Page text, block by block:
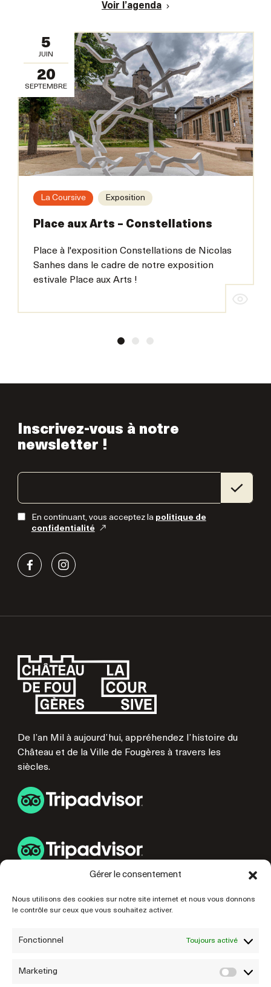
Gérer le consentement
Nous utilisons des cookies sur notre site internet et nous vous donnons
le contrôle sur ceux que vous souhaitez activer.
Fonctionnel Toujours activé
Marketing
Voir l’agenda
5
JUIN
20
SEPTEMBRE
La Coursive Exposition
Place aux Arts – Constellations
Place à l'exposition Constellations de Nicolas
Sanhes dans le cadre de notre exposition
estivale Place aux Arts !
Inscrivez-vous à notre
newsletter !
En continuant, vous acceptez la politique de
confidentialité
De l’an Mil à aujourd’hui, appréhendez l’histoire du
Château et de la Ville de Fougères à travers les
siècles.
LIENS UTILES
NOS PARTENAIRES